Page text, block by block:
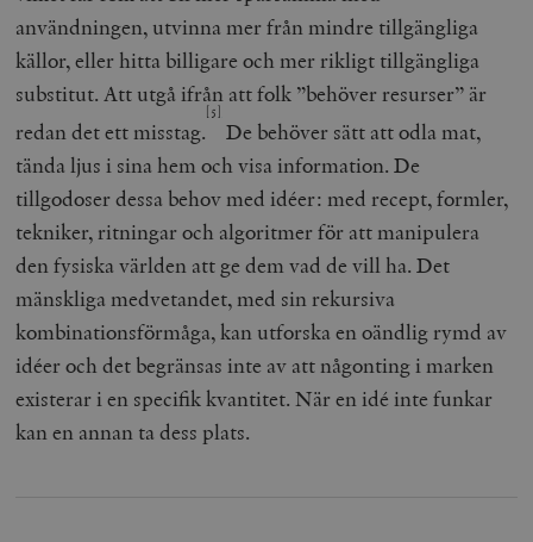
användningen, utvinna mer från mindre tillgängliga
källor, eller hitta billigare och mer rikligt tillgängliga
substitut. Att utgå ifrån att folk ”behöver resurser” är
redan det ett misstag.
[5]
De behöver sätt att odla mat,
tända ljus i sina hem och visa information. De
tillgodoser dessa behov med idéer: med recept, formler,
tekniker, ritningar och algoritmer för att manipulera
den fysiska världen att ge dem vad de vill ha. Det
mänskliga medvetandet, med sin rekursiva
kombinationsförmåga, kan utforska en oändlig rymd av
idéer och det begränsas inte av att någonting i marken
existerar i en specifik kvantitet. När en idé inte funkar
kan en annan ta dess plats.